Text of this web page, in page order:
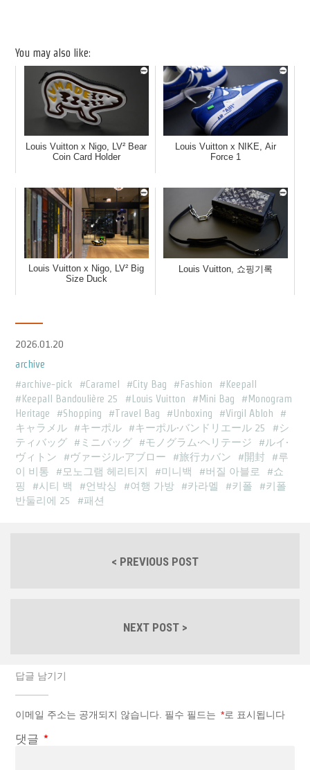
You may also like:
Louis Vuitton x Nigo, LV² Bear
Coin Card Holder
Louis Vuitton x NIKE, Air
Force 1
Louis Vuitton x Nigo, LV² Big
Size Duck
Louis Vuitton, 쇼핑기록
2026.01.20
archive
archive-pick
Caramel City Bag Fashion
Keepall
Keepall Bandoulière 25
Louis Vuitton Mini Bag
Monogram
Heritage
Shopping Travel Bag Unboxing
Virgil Abloh
キャラメル
キーポル キーポル·バンドリエール 25
シ
ティバッグ
ミニバッグ モノグラム·ヘリテージ
ルイ·
ヴィトン
ヴァージル·アブロー 旅行カバン 開封
루
이 비통
모노그램 헤리티지 미니백 버질 아블로
쇼
핑
시티 백 언박싱 여행 가방 카라멜 키폴
키폴
반둘리에 25
패션
< PREVIOUS POST
NEXT POST >
답글 남기기
이메일 주소는 공개되지 않습니다. 필수 필드는 *로 표시됩니다
댓글 *